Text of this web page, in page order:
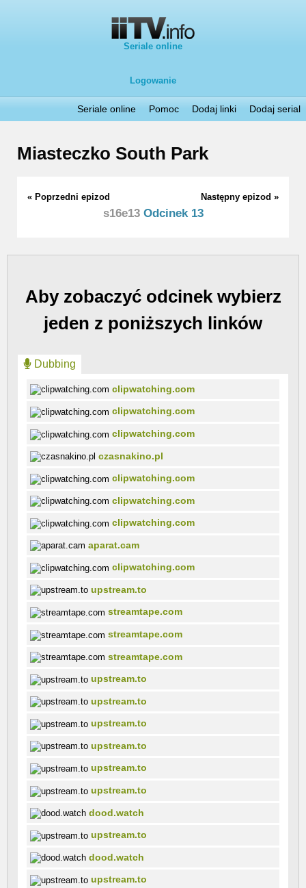
Seriale online
Logowanie
Seriale online Pomoc Dodaj linki Dodaj serial
Miasteczko South Park
« Poprzedni epizod Następny epizod »
s16e13Odcinek 13
Aby zobaczyć odcinek wybierz
jeden z poniższych linków
Dubbing
clipwatching.com
clipwatching.com
clipwatching.com
czasnakino.pl
clipwatching.com
clipwatching.com
clipwatching.com
aparat.cam
clipwatching.com
upstream.to
streamtape.com
streamtape.com
streamtape.com
upstream.to
upstream.to
upstream.to
upstream.to
upstream.to
upstream.to
dood.watch
upstream.to
dood.watch
upstream.to